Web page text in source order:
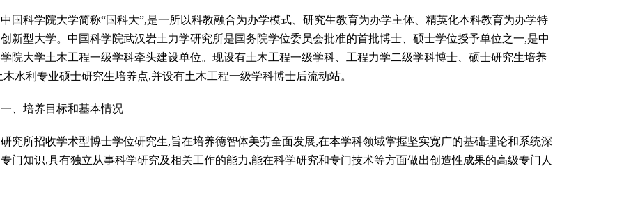
国科学院大学简称“国科大”,是一所以科教融合为办学模式、研究生教育为办学主体、精英化本科教育为办学特
新型大学。中国科学院武汉岩土力学研究所是国务院学位委员会批准的首批博士、硕士学位授予单位之一,是中
院大学土木工程一级学科牵头建设单位。现设有土木工程一级学科、工程力学二级学科博士、硕士研究生培养
木水利专业硕士研究生培养点,并设有土木工程一级学科博士后流动站。
培养目标和基本情况
所招收学术型博士学位研究生,旨在培养德智体美劳全面发展,在本学科领域掌握坚实宽广的基础理论和系统深
专门知识,具有独立从事科学研究及相关工作的能力,能在科学研究和专门技术等方面做出创造性成果的高级专门人